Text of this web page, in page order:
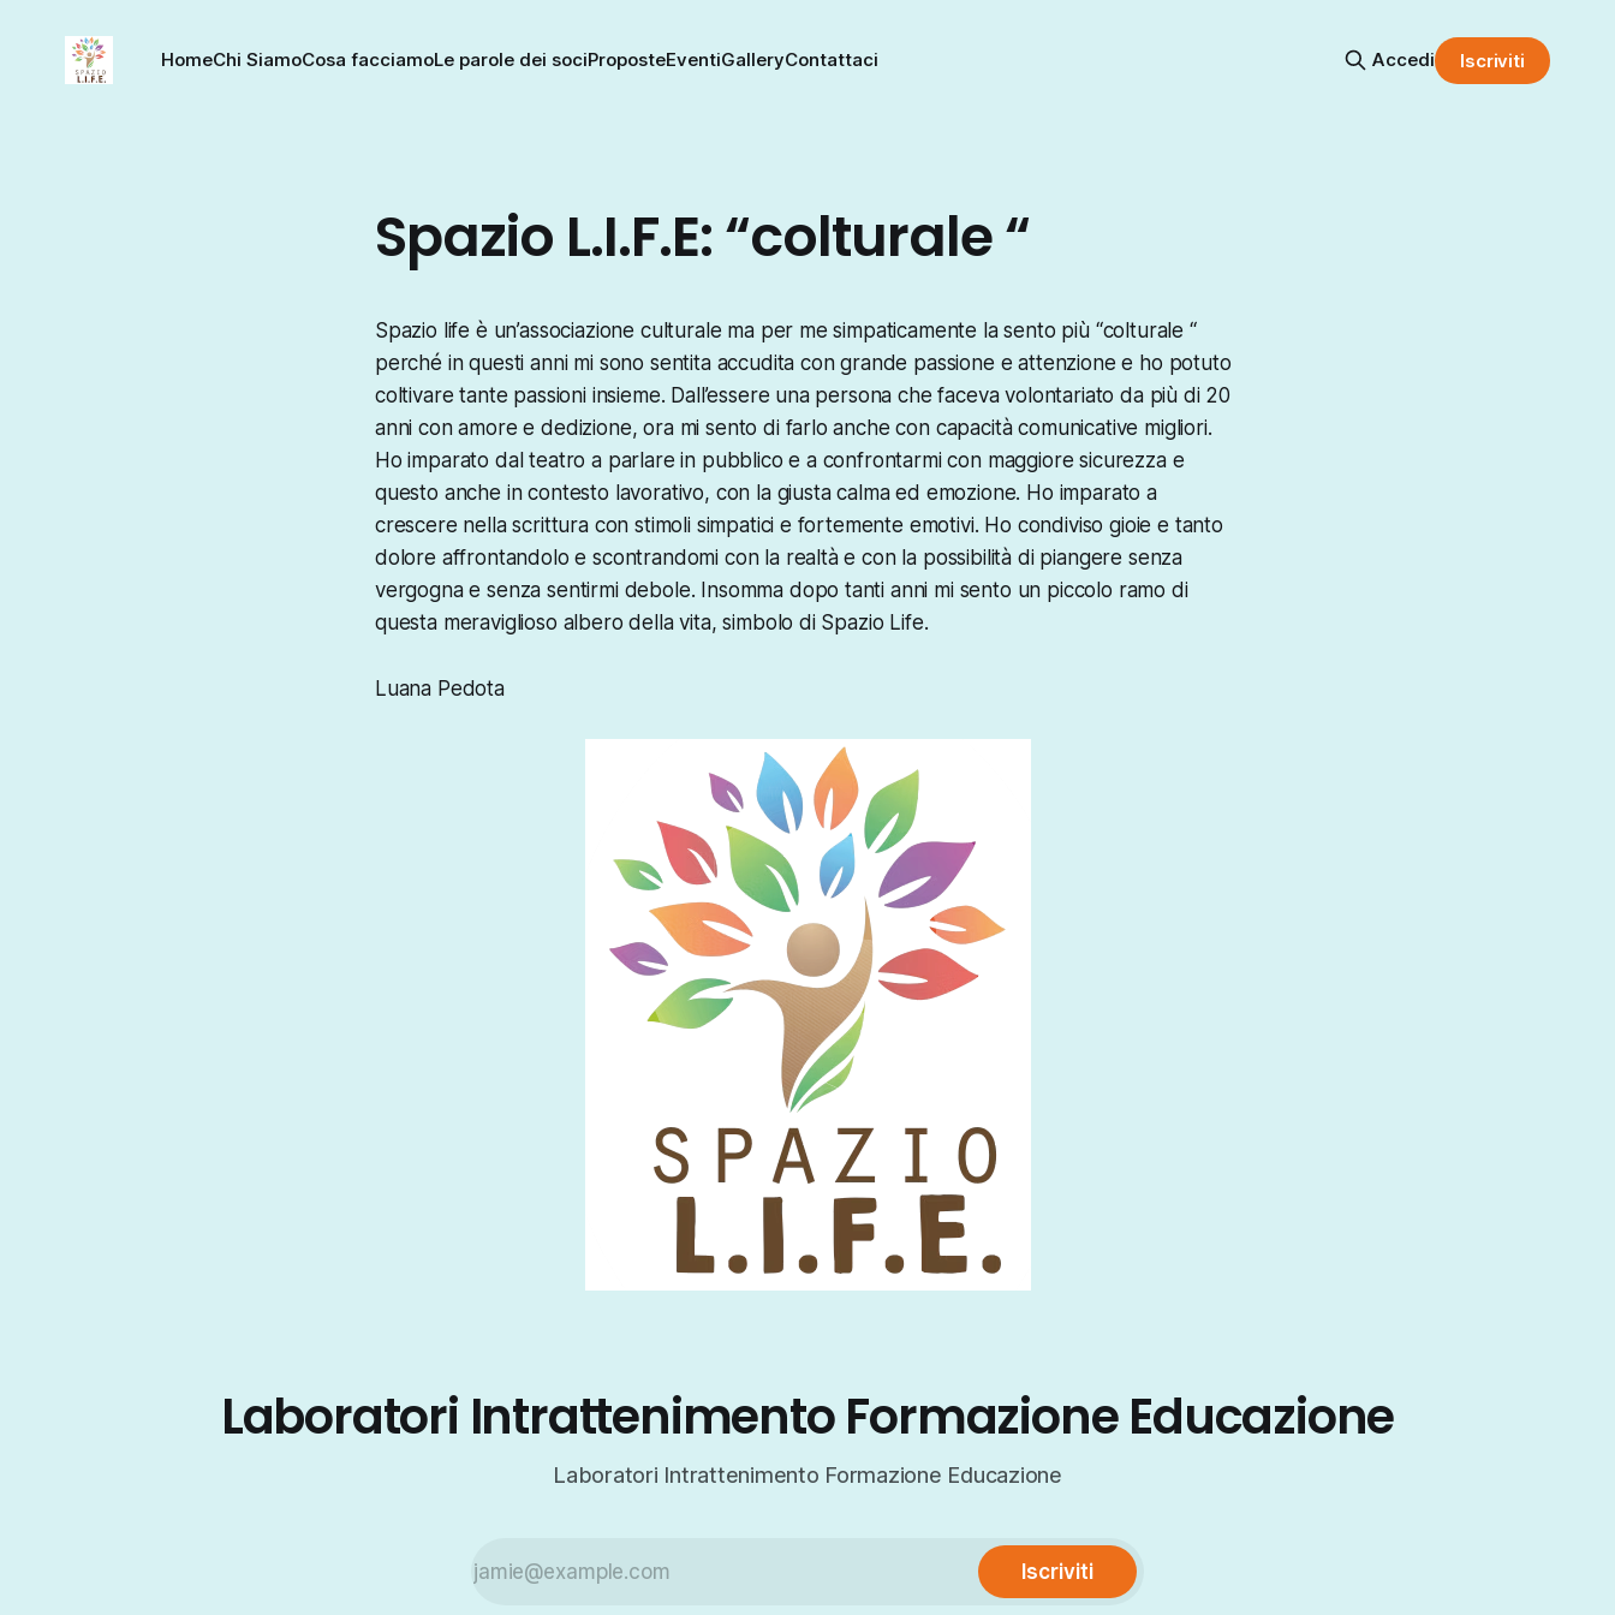
HomeChi SiamoCosa facciamoLe parole dei sociProposteEventiGalleryContattaci Accedi Iscriviti
Spazio L.I.F.E: “colturale “
Spazio life è un’associazione culturale ma per me simpaticamente la sento più “colturale “
perché in questi anni mi sono sentita accudita con grande passione e attenzione e ho potuto
coltivare tante passioni insieme. Dall’essere una persona che faceva volontariato da più di 20
anni con amore e dedizione, ora mi sento di farlo anche con capacità comunicative migliori.
Ho imparato dal teatro a parlare in pubblico e a confrontarmi con maggiore sicurezza e
questo anche in contesto lavorativo, con la giusta calma ed emozione. Ho imparato a
crescere nella scrittura con stimoli simpatici e fortemente emotivi. Ho condiviso gioie e tanto
dolore affrontandolo e scontrandomi con la realtà e con la possibilità di piangere senza
vergogna e senza sentirmi debole. Insomma dopo tanti anni mi sento un piccolo ramo di
questa meraviglioso albero della vita, simbolo di Spazio Life.
Luana Pedota
Laboratori Intrattenimento Formazione Educazione
Laboratori Intrattenimento Formazione Educazione
Iscriviti